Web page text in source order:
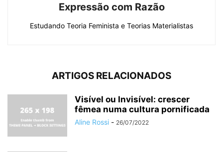
Expressão com Razão
Estudando Teoria Feminista e Teorias Materialistas
ARTIGOS RELACIONADOS
Visível ou Invisível: crescer
fêmea numa cultura pornificada
Aline Rossi - 26/07/2022